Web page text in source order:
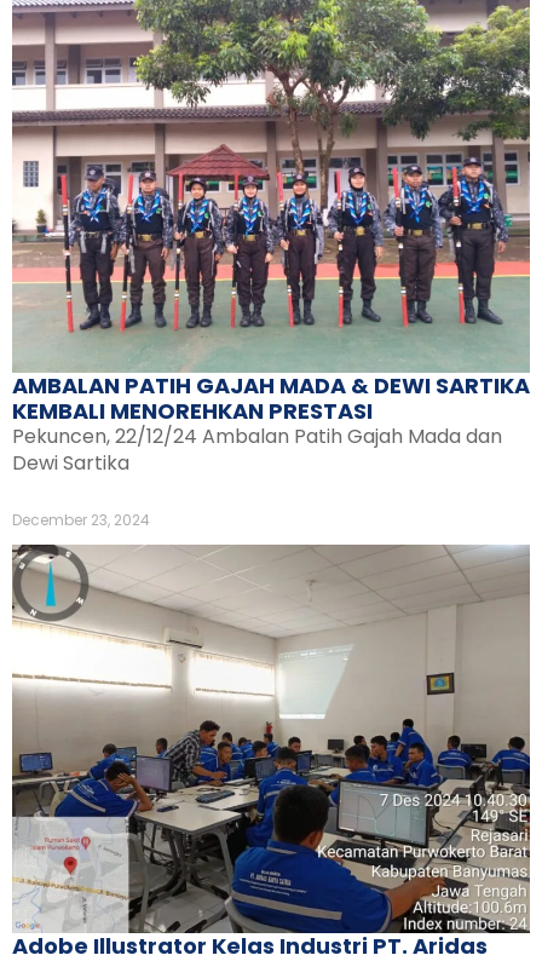
AMBALAN PATIH GAJAH MADA & DEWI SARTIKA
KEMBALI MENOREHKAN PRESTASI
Pekuncen, 22/12/24 Ambalan Patih Gajah Mada dan
Dewi Sartika
December 23, 2024
Adobe Illustrator Kelas Industri PT. Aridas